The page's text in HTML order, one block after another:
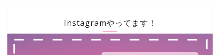
Instagramやってます！